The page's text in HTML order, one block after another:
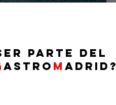
PARTE DEL
ASTRO M ADRID?